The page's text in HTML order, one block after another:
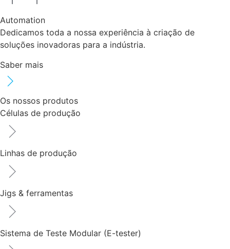
Automation
Dedicamos toda a nossa experiência à criação de
soluções inovadoras para a indústria.
Saber mais
Os nossos produtos
Células de produção
Linhas de produção
Jigs & ferramentas
Sistema de Teste Modular (E-tester)